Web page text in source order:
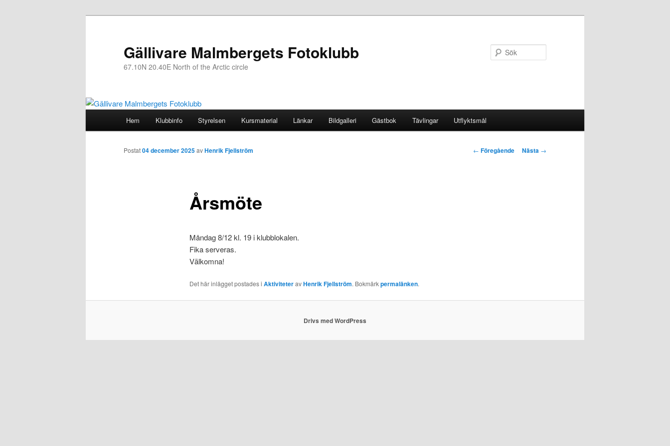
Gällivare Malmbergets Fotoklubb
67.10N 20.40E North of the Arctic circle
Hoppa
till
Hem Klubbinfo Styrelsen Kursmaterial Länkar Bildgalleri Gästbok Tävlingar Utflyktsmål
Inläggsnavigering
← Föregående Nästa →
Årsmöte
Postat04 december 2025avHenrik Fjellström
Måndag 8/12 kl. 19 i klubblokalen.
Fika serveras.
Välkomna!
Det här inlägget postades i AktiviteteravHenrik Fjellström. Bokmärkpermalänken.
Drivs med WordPress